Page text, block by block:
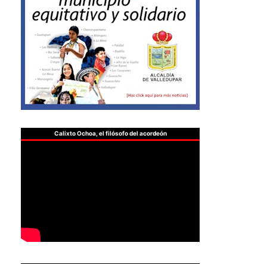
Calixto Ochoa, el filósofo del acordeón